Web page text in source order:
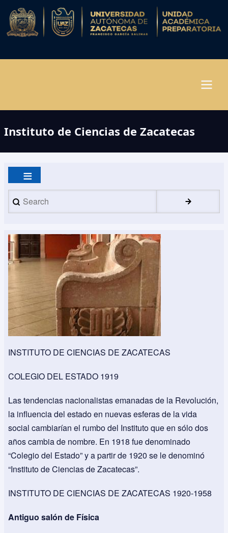
Pasar
contenido
principal
Instituto de Ciencias de Zacatecas
Search
INSTITUTO DE CIENCIAS DE ZACATECAS
COLEGIO DEL ESTADO 1919
Las tendencias nacionalistas emanadas de la Revolución,
la influencia del estado en nuevas esferas de la vida
social cambiarían el rumbo del Instituto que en sólo dos
años cambia de nombre. En 1918 fue denominado
“Colegio del Estado” y a partir de 1920 se le denominó
“Instituto de Ciencias de Zacatecas”.
INSTITUTO DE CIENCIAS DE ZACATECAS 1920-1958
Antiguo salón de Física